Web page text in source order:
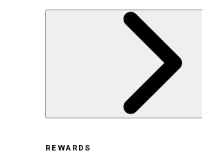
サステナビリティの取り
サステナビリティの取り組
ヒストリー
採用情報
REWARDS